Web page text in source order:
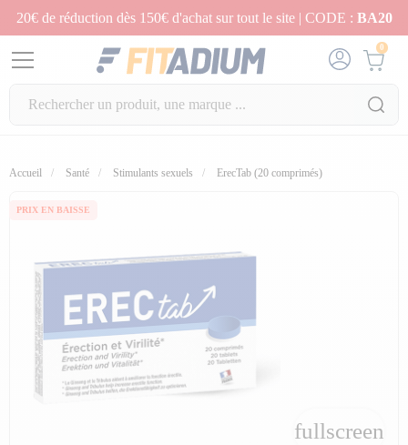
20€ de réduction dès 150€ d'achat sur tout le site | CODE : BA20
0
Accueil Santé Stimulants sexuels ErecTab (20 comprimés)
PRIX EN BAISSE
fullscreen
fullscreen
fullscreen
fullscreen
fullscreen